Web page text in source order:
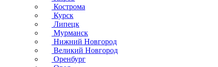
Кострома
Курск
Липецк
Мурманск
Нижний Новгород
Великий Новгород
Оренбург